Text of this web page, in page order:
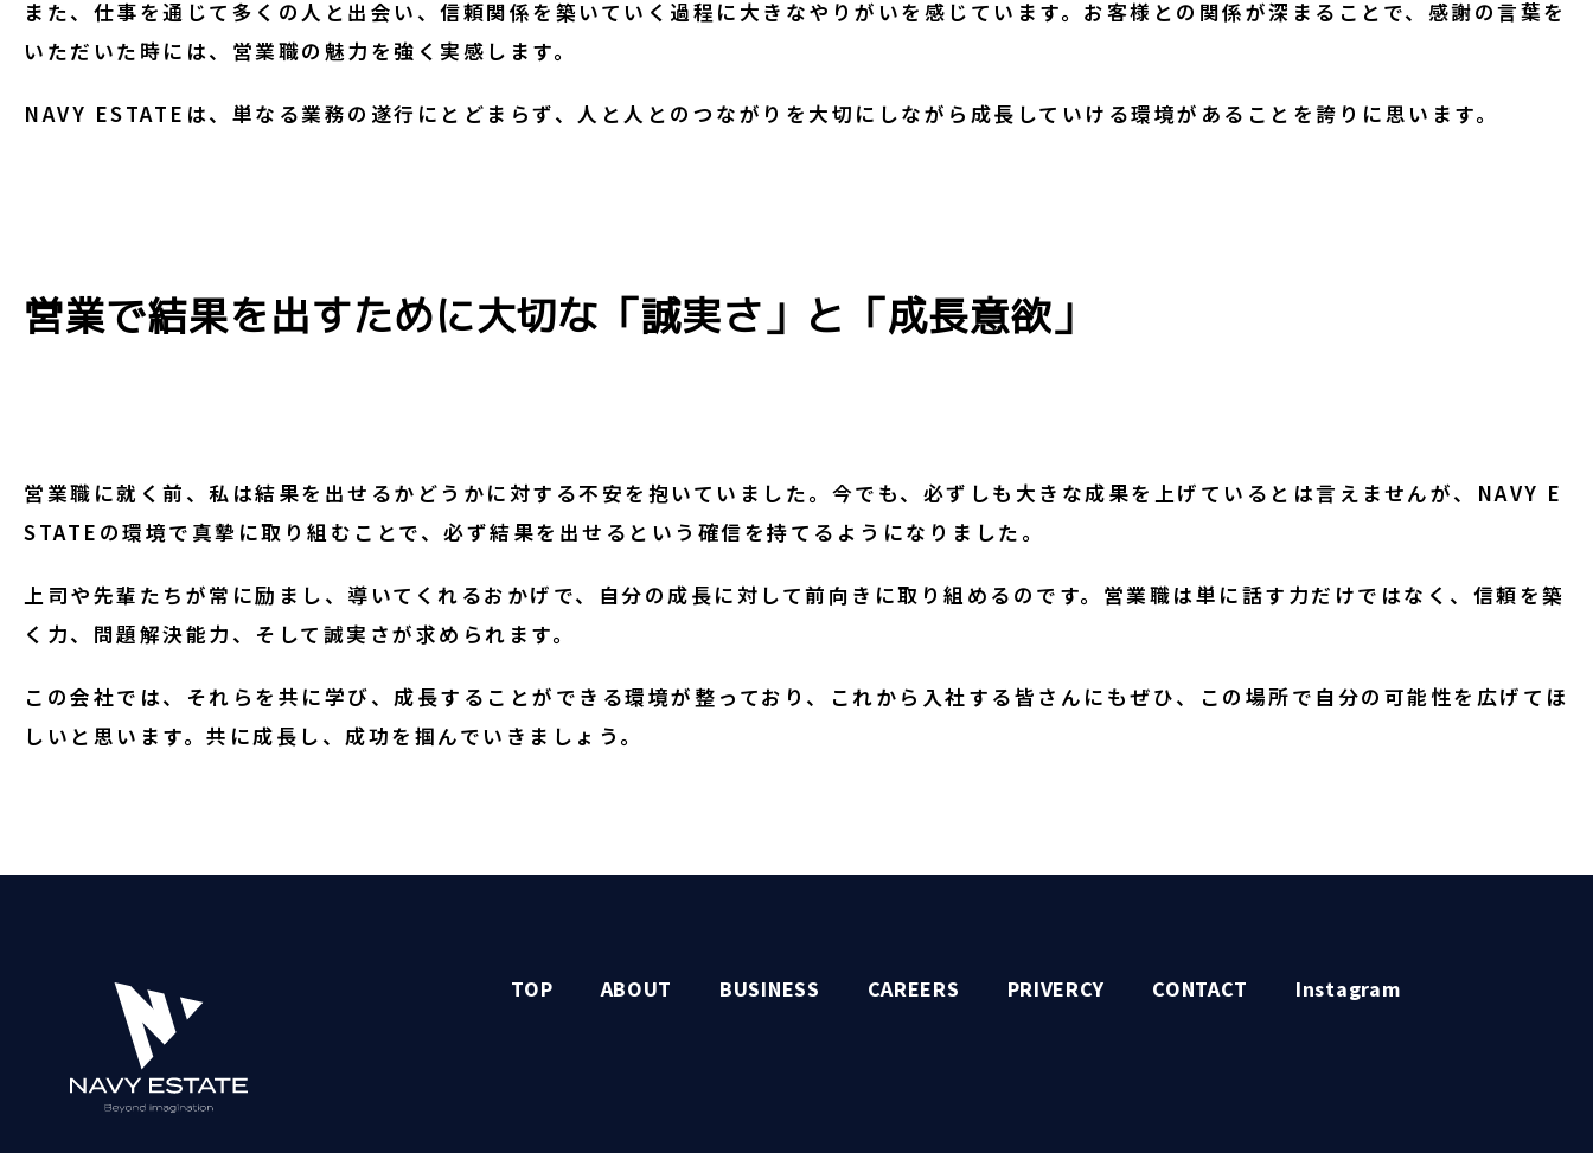
また、仕事を通じて多くの人と出会い、信頼関係を築いていく過程に大きなやりがいを感じています。お客様との関係が深まることで、感謝の言葉を
いただいた時には、営業職の魅力を強く実感します。
NAVY ESTATEは、単なる業務の遂行にとどまらず、人と人とのつながりを大切にしながら成長していける環境があることを誇りに思います。
営業で結果を出すために大切な「誠実さ」と「成長意欲」
営業職に就く前、私は結果を出せるかどうかに対する不安を抱いていました。今でも、必ずしも大きな成果を上げているとは言えませんが、NAVY E
STATEの環境で真摯に取り組むことで、必ず結果を出せるという確信を持てるようになりました。
上司や先輩たちが常に励まし、導いてくれるおかげで、自分の成長に対して前向きに取り組めるのです。営業職は単に話す力だけではなく、信頼を築
く力、問題解決能力、そして誠実さが求められます。
この会社では、それらを共に学び、成長することができる環境が整っており、これから入社する皆さんにもぜひ、この場所で自分の可能性を広げてほ
しいと思います。共に成長し、成功を掴んでいきましょう。
TOP ABOUT BUSINESS CAREERS PRIVERCY CONTACT Instagram